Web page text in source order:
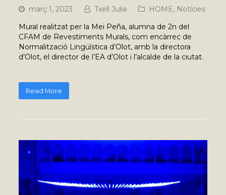
març 1, 2023 Txell Julia HOME, Notícies
Mural realitzat per la Mei Peña, alumna de 2n del
CFAM de Revestiments Murals, com encàrrec de
Normalització Lingüística d’Olot, amb la directora
d’Olot, el director de l’EA d’Olot i l’alcalde de la ciutat.
Read More